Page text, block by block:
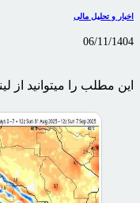
اخبار و تحلیل مالی
06/11/1404
این مطلب را میتوانید از